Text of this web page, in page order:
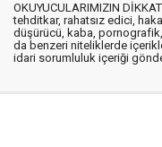
OKUYUCULARIMIZIN
tehditkar, rahatsız edici,
düşürücü, kaba, pornografik,
da benzeri niteliklerde
idari sorumluluk içeriği